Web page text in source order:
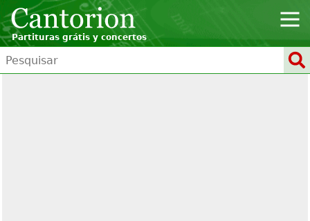
Partituras grátis y concertos